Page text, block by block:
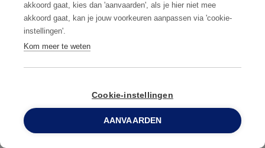
PLACEMENT D'UN MATÉRIAU EN FEUILLE
SUR LES INTERSTICES.
0800 96 900
akkoord gaat, kies dan 'aanvaarden', als je hier niet mee
akkoord gaat, kan je jouw voorkeuren aanpassen via 'cookie-
instellingen'.
Kom meer te weten
Cookie-instellingen
AANVAARDEN